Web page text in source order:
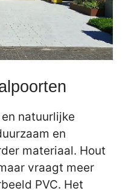
natuurlijke
en
materiaal. Hout
vraagt meer
PVC. Het